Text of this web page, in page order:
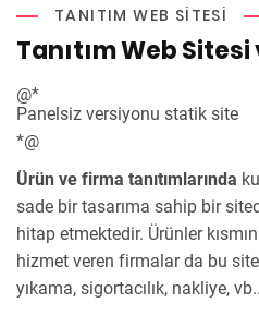
TANITIM WEB SITESI
Tanıtım Web Sitesi
@*
Panelsiz versiyonu statik site
*@
Ürün ve firma tanıtımlarında
sade bir tasarıma sahip bir
hitap etmektedir. Ürünler
hizmet veren firmalar da bu
yıkama, sigortacılık, nakliye,